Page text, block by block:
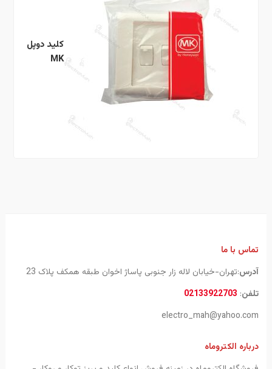
کلید دوپل
MK
تماس با ما
آدرس:تهران-خیابان لاله زار جنوبی پاساژ اخوان طبقه همکف پلاک 23
تلفن:
02133922703
electro_mah@yahoo.com
درباره الکتروماه